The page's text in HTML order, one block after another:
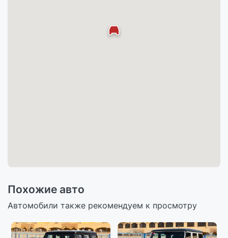
Похожие авто
Автомобили также рекомендуем к просмотру